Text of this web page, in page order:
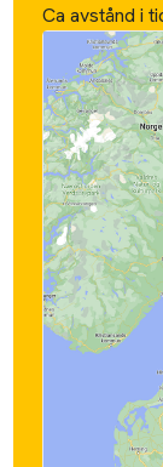
Ca avstånd i